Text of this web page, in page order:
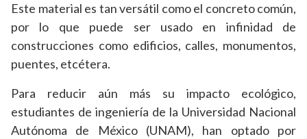
Este material es tan versátil como el concreto común,
por lo que puede ser usado en infinidad de
construcciones como edificios, calles, monumentos,
puentes, etcétera.
Para reducir aún más su impacto ecológico,
estudiantes de ingeniería de la Universidad Nacional
Autónoma de México (UNAM), han optado por